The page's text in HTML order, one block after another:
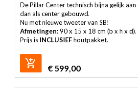
De Pillar Center technisch bijna gelijk
dan als center gebouwd.
Nu met nieuwe tweeter van SB!
Afmetingen:90 x 15 x 18 cm (b x h x d).
Prijs is INCLUSIEFhoutpakket.
€599,00